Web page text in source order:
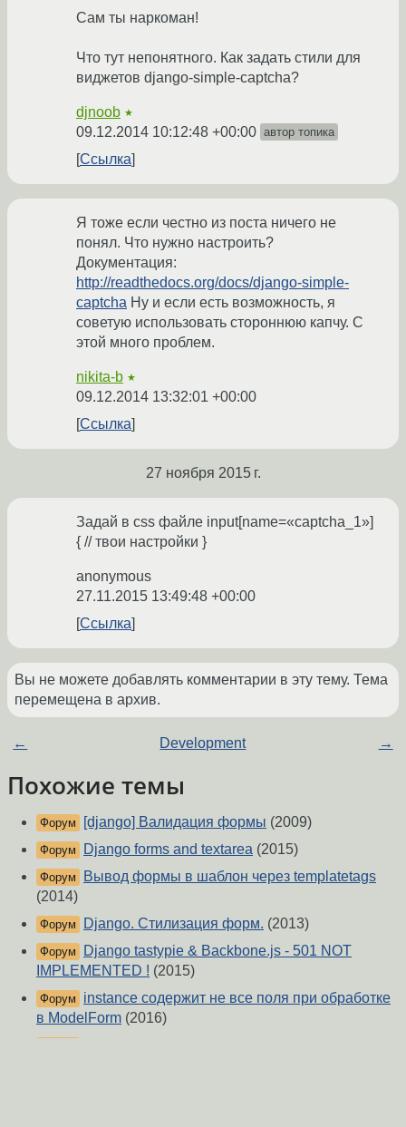
Сам ты наркоман!
Что тут непонятного. Как задать стили для
виджетов django-simple-captcha?
djnoob ★
09.12.2014 10:12:48 +00:00 автор топика
Ссылка
Я тоже если честно из поста ничего не
понял. Что нужно настроить?
Документация:
http://readthedocs.org/docs/django-simple-
captcha Ну и если есть возможность, я
советую использовать стороннюю капчу. С
этой много проблем.
nikita-b ★
09.12.2014 13:32:01 +00:00
Ссылка
27 ноября 2015 г.
Задай в css файле input[name=«captcha_1»]
{ // твои настройки }
anonymous
27.11.2015 13:49:48 +00:00
Ссылка
Вы не можете добавлять комментарии в эту тему. Тема
перемещена в архив.
← Development →
Похожие темы
Форум [django] Валидация формы (2009)
Форум Django forms and textarea (2015)
Форум
Вывод формы в шаблон через templatetags
(2014)
Форум Django. Стилизация форм. (2013)
Форум
Django tastypie & Backbone.js - 501 NOT
IMPLEMENTED ! (2015)
Форум
instance содержит не все поля при обработке
в ModelForm (2016)